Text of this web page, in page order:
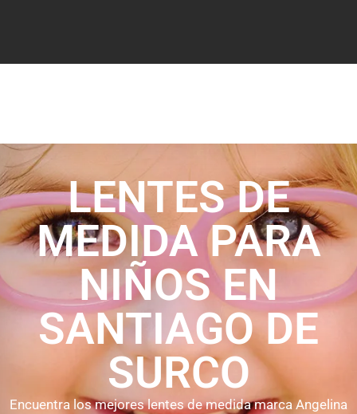
LENTES DE
MEDIDA PARA
NIÑOS EN
SANTIAGO DE
SURCO
Encuentra los mejores lentes de medida marca Angelina